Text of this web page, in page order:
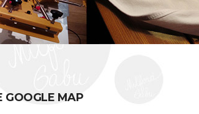
GOOGLE MAP